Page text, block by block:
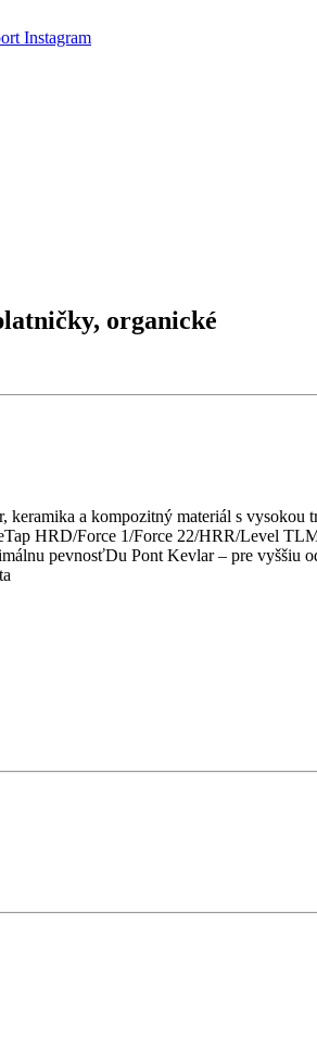
organické
a kompozitný materiál s
HRD/Force 1/Force 22/HRR/Level
pevnosťDu Pont Kevlar – pre